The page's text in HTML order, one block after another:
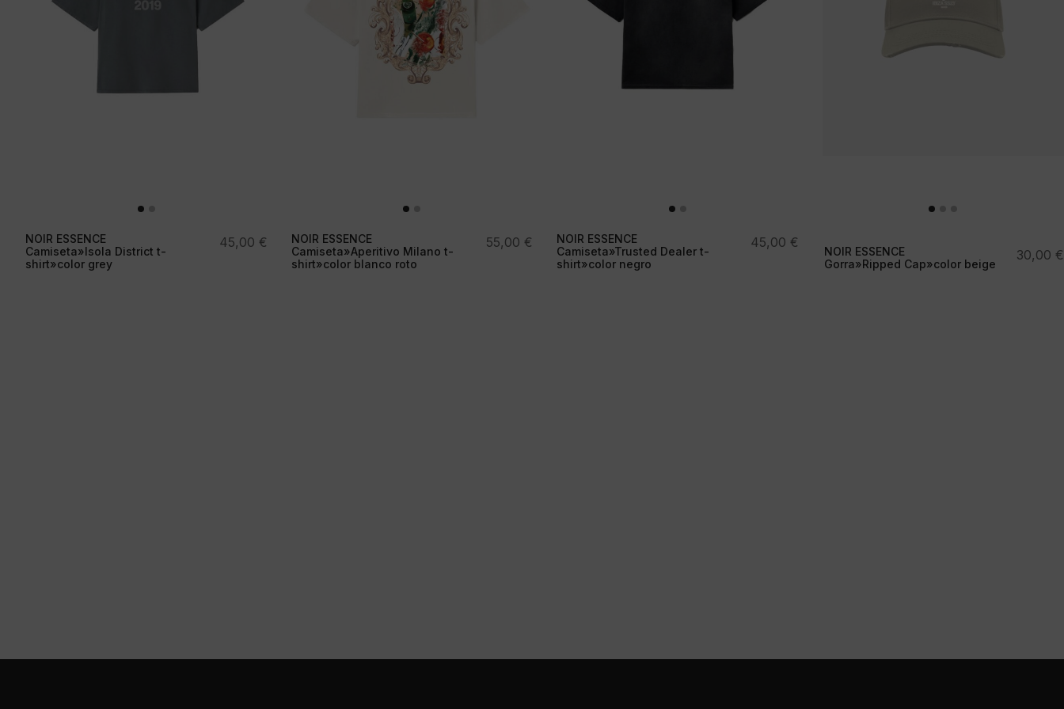
NOIR ESSENCE
Camiseta»Isola District t-
shirt»color grey
45,00 €
NOIR ESSENCE
Camiseta»Aperitivo Milano t-
shirt»color blanco roto
55,00 €
NOIR ESSENCE
Camiseta»Trusted Dealer t-
shirt»color negro
45,00 €
NOIR ESSENCE
Gorra»Ripped Cap»color beige
30,00 €